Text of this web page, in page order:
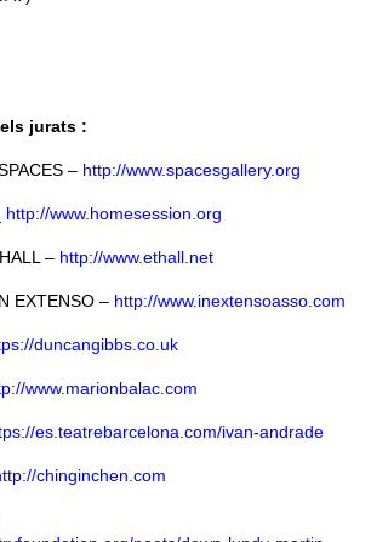
jurats :
– http://www.spacesgallery.org
http://www.homesession.org
– http://www.ethall.net
EXTENSO – http://www.inextensoasso.com
duncangibbs.co.uk
www.marionbalac.com
es.teatrebarcelona.com/ivan-andrade
chinginchen.com